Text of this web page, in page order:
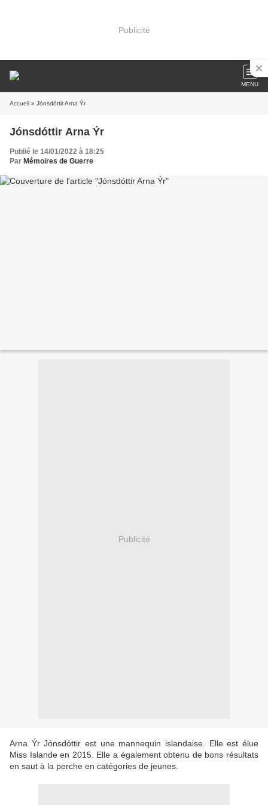
Publicité
MENU
Accueil » Jónsdóttir Arna Ýr
Jónsdóttir Arna Ýr
Publié le 14/01/2022 à 18:25
Par Mémoires de Guerre
Publicité
Arna Ýr Jónsdóttir est une mannequin islandaise. Elle est élue
Miss Islande en 2015. Elle a également obtenu de bons résultats
en saut à la perche en catégories de jeunes.